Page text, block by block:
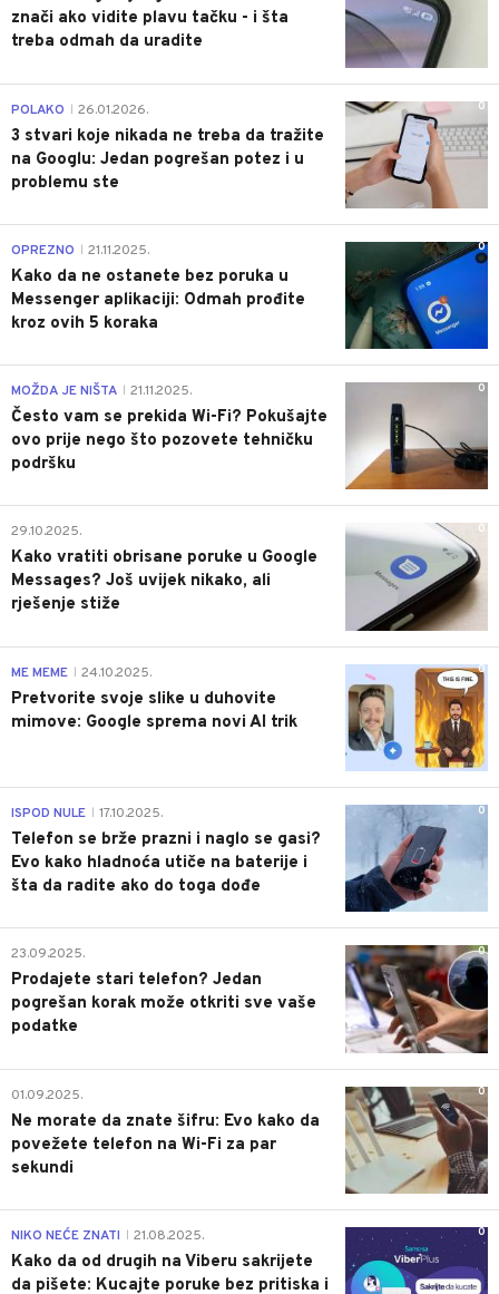
znači ako vidite plavu tačku - i šta
treba odmah da uradite
0
POLAKO 26.01.2026.
3 stvari koje nikada ne treba da tražite
na Googlu: Jedan pogrešan potez i u
problemu ste
0
OPREZNO 21.11.2025.
Kako da ne ostanete bez poruka u
Messenger aplikaciji: Odmah prođite
kroz ovih 5 koraka
0
MOŽDA JE NIŠTA 21.11.2025.
Često vam se prekida Wi-Fi? Pokušajte
ovo prije nego što pozovete tehničku
podršku
0
29.10.2025.
Kako vratiti obrisane poruke u Google
Messages? Još uvijek nikako, ali
rješenje stiže
0
ME MEME 24.10.2025.
Pretvorite svoje slike u duhovite
mimove: Google sprema novi AI trik
0
ISPOD NULE 17.10.2025.
Telefon se brže prazni i naglo se gasi?
Evo kako hladnoća utiče na baterije i
šta da radite ako do toga dođe
0
23.09.2025.
Prodajete stari telefon? Jedan
pogrešan korak može otkriti sve vaše
podatke
0
01.09.2025.
Ne morate da znate šifru: Evo kako da
povežete telefon na Wi-Fi za par
sekundi
0
NIKO NEĆE ZNATI 21.08.2025.
Kako da od drugih na Viberu sakrijete
da pišete: Kucajte poruke bez pritiska i